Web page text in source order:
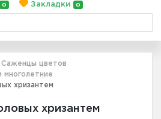
0 Закладки 0
Саженцы цветов
многолетние
хризантем
хризантем